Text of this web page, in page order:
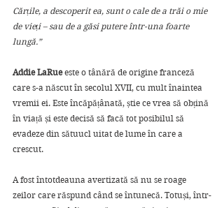
Cărțile, a descoperit ea, sunt o cale de a trăi o mie
de vieți – sau de a găsi putere într-una foarte
lungă.”
Addie LaRue este o tânără de origine franceză
care s-a născut în secolul XVII, cu mult înaintea
vremii ei. Este încăpățânată, știe ce vrea să obțină
în viață și este decisă să facă tot posibilul să
evadeze din sătuucl uitat de lume în care a
crescut.
A fost întotdeauna avertizată să nu se roage
zeilor care răspund când se întunecă. Totuși, într-